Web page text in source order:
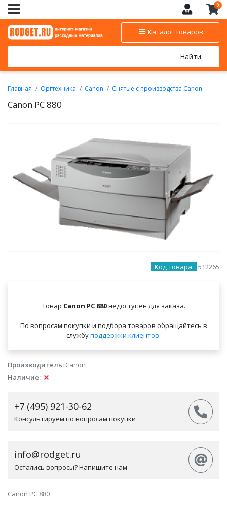
0
Каталог товаров
Найти
Главная Оргтехника Canon Снятые с производства Canon
Canon PC 880
Код товара: 512265
Товар Canon PC 880недоступен для заказа.
По вопросам покупки и подбора товаров обращайтесь в
службуподдержки клиентов.
Производитель: Canon
Наличие:
+7 (495) 921-30-62
Консультируем по вопросам покупки
info@rodget.ru
Остались вопросы? Напишите нам
Canon PC 880